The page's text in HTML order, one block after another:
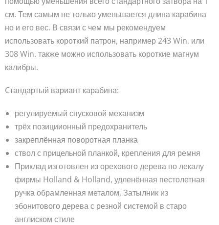
см. Тем самым не только уменьшается длина карабина
но и его вес. В связи с чем мы рекомендуем
использовать короткий патрон, например 243 Win. или
308 Win. также можно использовать короткие магнум
калибры.
Cтандартый вариант карабина:
регулируемый спусковой механизм
трёх позициионный предохранитель
закреплённая поворотная планка
ствол с прицельной планкой, крепления для ремня
Приклад изготовлен из орехового дерева по лекалу
фирмы Holland & Holland, удленённая пестолетная
ручка обрамленная металом, Затылник из
эбонитового дерева с резной системой в старо
англиском стиле